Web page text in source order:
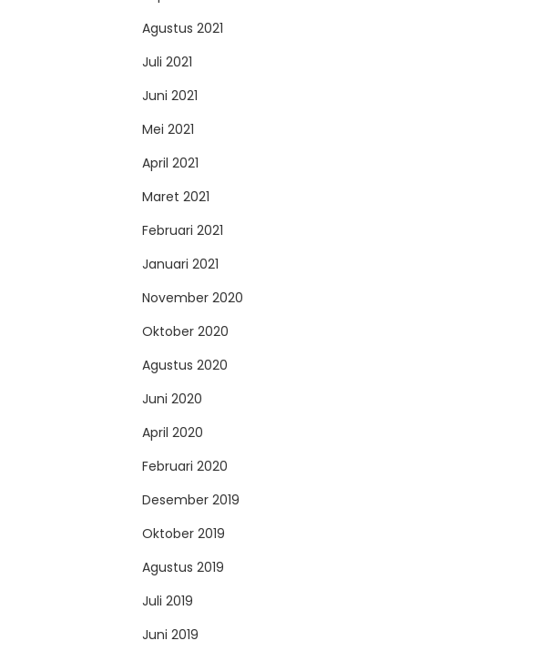
Agustus 2021
Juli 2021
Juni 2021
Mei 2021
April 2021
Maret 2021
Februari 2021
Januari 2021
November 2020
Oktober 2020
Agustus 2020
Juni 2020
April 2020
Februari 2020
Desember 2019
Oktober 2019
Agustus 2019
Juli 2019
Juni 2019